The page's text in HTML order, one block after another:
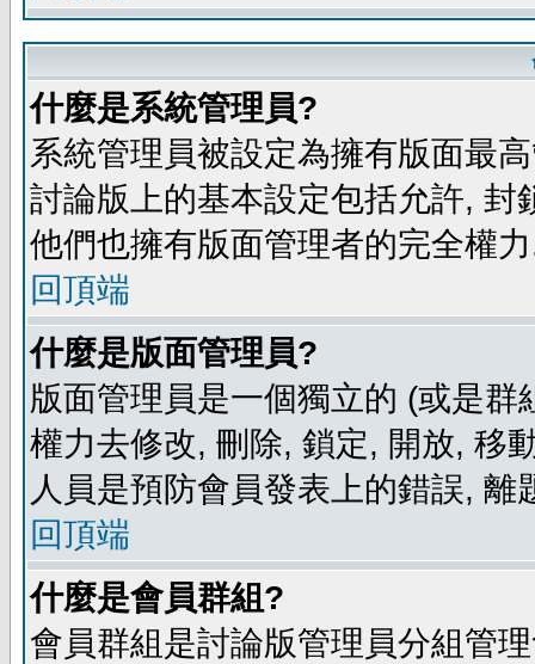
什麼是系統管理員?
系統管理員被設定為擁有版面最
討論版上的基本設定包括允許,
他們也擁有版面管理者的完全權
回頂端
什麼是版面管理員?
版面管理員是一個獨立的 (或是
權力去修改, 刪除, 鎖定, 開放, 移
人員是預防會員發表上的錯誤, 離
回頂端
什麼是會員群組?
會員群組是討論版管理員分組管